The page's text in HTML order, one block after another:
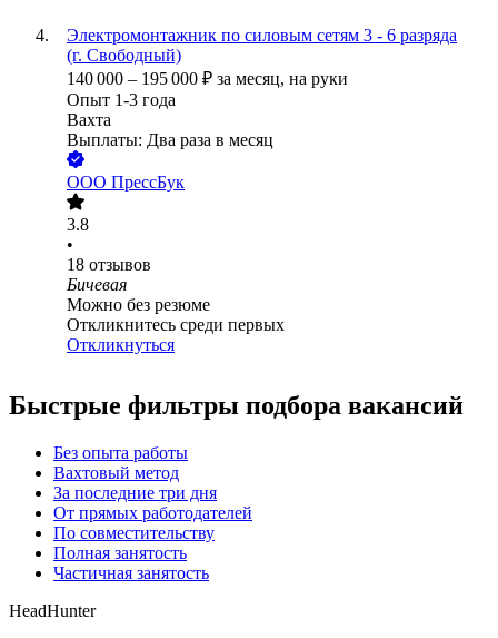
Электромонтажник по силовым сетям 3 - 6 разряда
(г. Свободный)
140 000 – 195 000 ₽ за месяц, на руки
Опыт 1-3 года
Вахта
Выплаты: Два раза в месяц
ООО ПрессБук
3.8
•
18 отзывов
Бичевая
Можно без резюме
Откликнитесь среди первых
Откликнуться
Быстрые фильтры подбора вакансий
Без опыта работы
Вахтовый метод
За последние три дня
От прямых работодателей
По совместительству
Полная занятость
Частичная занятость
HeadHunter